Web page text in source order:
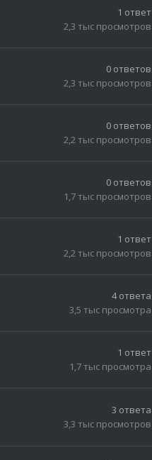
1 ответ
2,3 тыс просмотров
0 ответов
2,3 тыс просмотров
0 ответов
2,2 тыс просмотров
0 ответов
1,7 тыс просмотров
1 ответ
2,2 тыс просмотров
4 ответа
3,5 тыс просмотра
1 ответ
1,7 тыс просмотра
3 ответа
3,3 тыс просмотров